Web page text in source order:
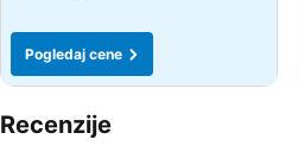
Pogledaj cene
Recenzije